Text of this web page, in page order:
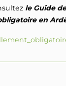
le Guide de
en